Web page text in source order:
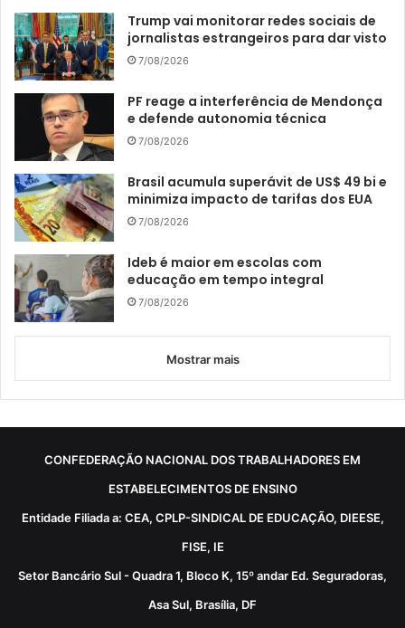
Trump vai monitorar redes sociais de
jornalistas estrangeiros para dar visto
7/08/2026
PF reage a interferência de Mendonça
e defende autonomia técnica
7/08/2026
Brasil acumula superávit de US$ 49 bi e
minimiza impacto de tarifas dos EUA
7/08/2026
Ideb é maior em escolas com
educação em tempo integral
7/08/2026
Mostrar mais
CONFEDERAÇÃO NACIONAL DOS TRABALHADORES EM
ESTABELECIMENTOS DE ENSINO
Entidade Filiada a: CEA, CPLP-SINDICAL DE EDUCAÇÃO, DIEESE,
FISE, IE
Setor Bancário Sul - Quadra 1, Bloco K, 15º andar Ed. Seguradoras,
Asa Sul, Brasília, DF